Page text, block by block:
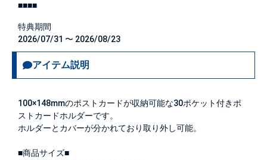
■■■■
特典期間
2026/07/31 〜 2026/08/23
アイテム説明
100×148mmのポストカードが収納可能な30ポケット付きポ
ストカードホルダーです。
ホルダーとカバーが分かれており取り外し可能。
■商品サイズ■